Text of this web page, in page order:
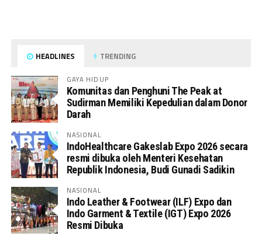
HEADLINES TRENDING
GAYA HIDUP
Komunitas dan Penghuni The Peak at
Sudirman Memiliki Kepedulian dalam Donor
Darah
NASIONAL
IndoHealthcare Gakeslab Expo 2026 secara
resmi dibuka oleh Menteri Kesehatan
Republik Indonesia, Budi Gunadi Sadikin
NASIONAL
Indo Leather & Footwear (ILF) Expo dan
Indo Garment & Textile (IGT) Expo 2026
Resmi Dibuka